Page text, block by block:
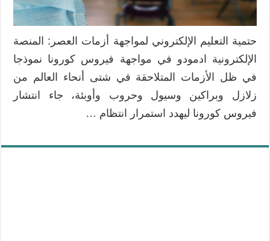
كوفيد
19
مغلقة
حتمية التعليم الإلكتروني لمواجهة أزمات العصر: المنصة
الإلكترونية ادمودو في مواجهة فيروس كورونا نموذجا
في ظل الأزمات المتلاحقة في شتى أنحاء العالم من
زلازل وبراكين وسيول وحروب وأوبئة، جاء انتشار
فيروس كورونا ليهدد استمرار انتظام …